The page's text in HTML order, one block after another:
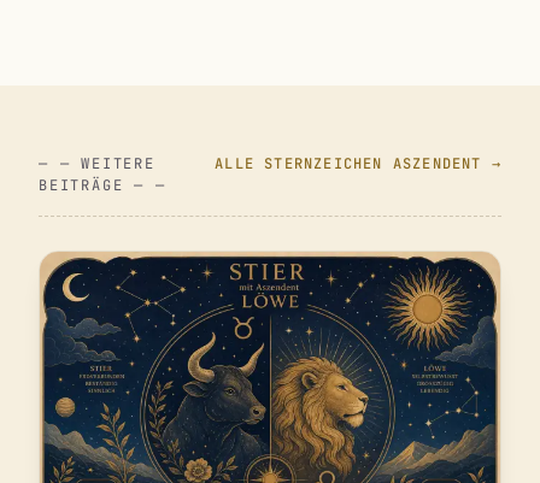
— — WEITERE
BEITRÄGE — —
ALLE STERNZEICHEN ASZENDENT →